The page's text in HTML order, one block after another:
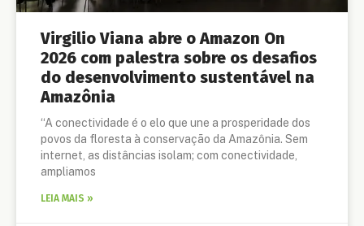
Virgilio Viana abre o Amazon On
2026 com palestra sobre os desafios
do desenvolvimento sustentável na
Amazônia
“A conectividade é o elo que une a prosperidade dos
povos da floresta à conservação da Amazônia. Sem
internet, as distâncias isolam; com conectividade,
ampliamos
LEIA MAIS »